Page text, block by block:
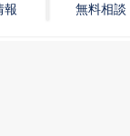
報 無料相談